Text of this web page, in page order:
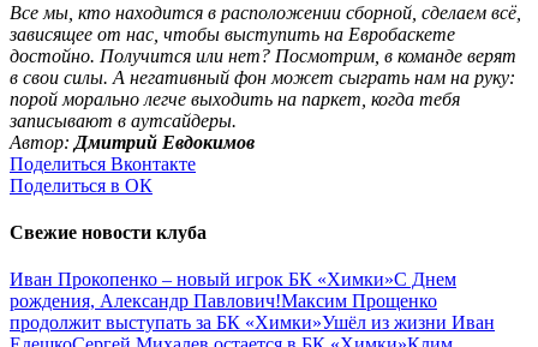
Все мы, кто находится в расположении сборной, сделаем всё,
зависящее от нас, чтобы выступить на Евробаскете
достойно. Получится или нет? Посмотрим, в команде верят
в свои силы. А негативный фон может сыграть нам на руку:
порой морально легче выходить на паркет, когда тебя
записывают в аутсайдеры.
Автор: Дмитрий Евдокимов
Поделиться Вконтакте
Поделиться в ОК
Свежие новости клуба
Иван Прокопенко – новый игрок БК «Химки»С Днем
рождения, Александр Павлович!Максим Прощенко
продолжит выступать за БК «Химки»Ушёл из жизни Иван